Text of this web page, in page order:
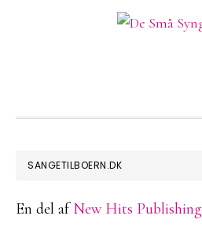
FOOTER
SANGETILBOERN.DK
En del afNew Hits Publishing